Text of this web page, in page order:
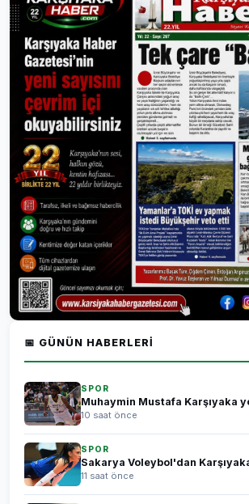
📅 GÜNÜN HABERLERI
SPOR
Muhaymin Mustafa Karşıyaka
10 saat önce
SPOR
Sakarya Voleybol'dan
11 saat önce